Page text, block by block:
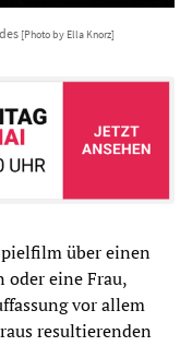
[Photo by Ella Knorz]
über einen
oder eine Frau,
vor allem
resultierenden